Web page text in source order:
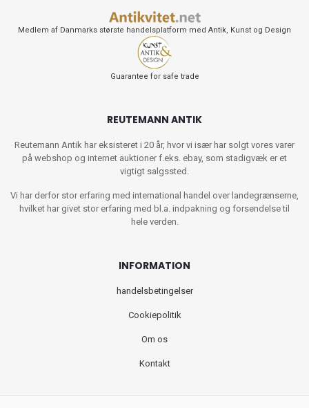
Medlem af Danmarks største handelsplatform med Antik, Kunst og Design
Guarantee for safe trade
REUTEMANN ANTIK
Reutemann Antik har eksisteret i 20 år, hvor vi især har solgt vores varer
på webshop og internet auktioner f.eks. ebay, som stadigvæk er et
vigtigt salgssted.
Vi har derfor stor erfaring med international handel over landegrænserne,
hvilket har givet stor erfaring med bl.a. indpakning og forsendelse til
hele verden.
INFORMATION
handelsbetingelser
Cookiepolitik
Om os
Kontakt